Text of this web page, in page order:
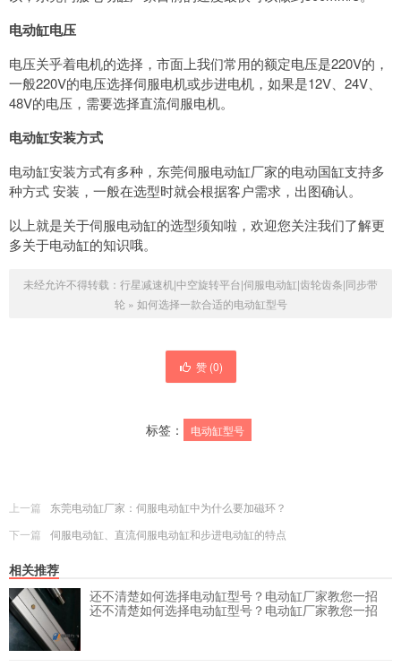
电动缸电压
电压关乎着电机的选择，市面上我们常用的额定电压是220V的，
一般220V的电压选择伺服电机或步进电机，如果是12V、24V、
48V的电压，需要选择直流伺服电机。
电动缸安装方式
电动缸安装方式有多种，东莞伺服电动缸厂家的电动国缸支持多
种方式 安装，一般在选型时就会根据客户需求，出图确认。
以上就是关于伺服电动缸的选型须知啦，欢迎您关注我们了解更
多关于电动缸的知识哦。
未经允许不得转载： 行星减速机|中空旋转平台|伺服电动缸|齿轮齿条|同步带
轮» 如何选择一款合适的电动缸型号
赞 (0)
标签： 电动缸型号
上一篇
东莞电动缸厂家：伺服电动缸中为什么要加磁环？
下一篇
伺服电动缸、直流伺服电动缸和步进电动缸的特点
相关推荐
还不清楚如何选择电动缸型号？电动缸厂家教您一招
还不清楚如何选择电动缸型号？电动缸厂家教您一招